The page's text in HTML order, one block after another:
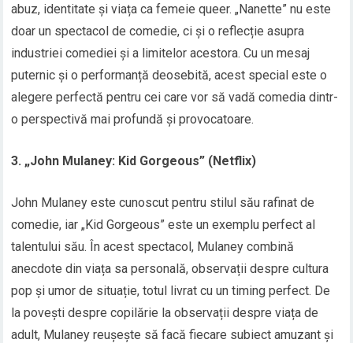
abuz, identitate și viața ca femeie queer. „Nanette” nu este
doar un spectacol de comedie, ci și o reflecție asupra
industriei comediei și a limitelor acestora. Cu un mesaj
puternic și o performanță deosebită, acest special este o
alegere perfectă pentru cei care vor să vadă comedia dintr-
o perspectivă mai profundă și provocatoare.
3. „John Mulaney: Kid Gorgeous” (Netflix)
John Mulaney este cunoscut pentru stilul său rafinat de
comedie, iar „Kid Gorgeous” este un exemplu perfect al
talentului său. În acest spectacol, Mulaney combină
anecdote din viața sa personală, observații despre cultura
pop și umor de situație, totul livrat cu un timing perfect. De
la povești despre copilărie la observații despre viața de
adult, Mulaney reușește să facă fiecare subiect amuzant și